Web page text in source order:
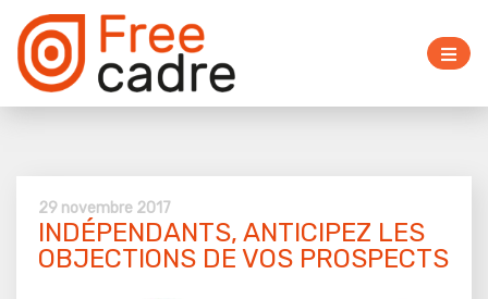
29 novembre 2017
INDÉPENDANTS, ANTICIPEZ LES
OBJECTIONS DE VOS PROSPECTS